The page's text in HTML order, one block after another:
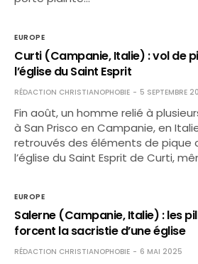
EUROPE
Curti (Campanie, Italie) : vol de
l’église du Saint Esprit
RÉDACTION CHRISTIANOPHOBIE 5 SEPTEMBRE
Fin août, un homme relié à
à San Prisco en Campanie, en
retrouvés des éléments de pique
l’église du Saint Esprit de Curti,
EUROPE
Salerne (Campanie, Italie) : les
forcent la sacristie d’une église
RÉDACTION CHRISTIANOPHOBIE 6 MAI 2025